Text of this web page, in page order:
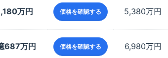
万円 価格を確認する 5,380万円
687万円 価格を確認する 6,980万円